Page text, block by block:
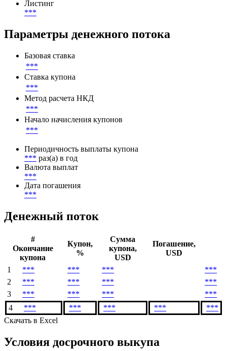
***USD
Листинг
Параметры денежного потока
Базовая ставка
***
Ставка купона
***
Метод расчета НКД
Начало начисления купонов
***
Периодичность выплаты купона
***
Дата погашения
Денежный поток
#
Окончание
купона
Купон,
%
Сумма
купона,
1
*** *** ***
***
2
*** *** ***
***
4
*** *** *** ***